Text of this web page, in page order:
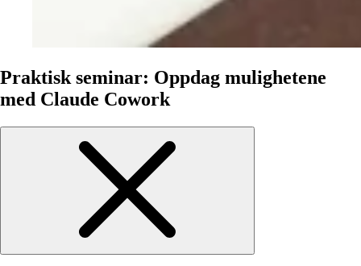
Praktisk seminar: Oppdag mulighetene
med Claude Cowork